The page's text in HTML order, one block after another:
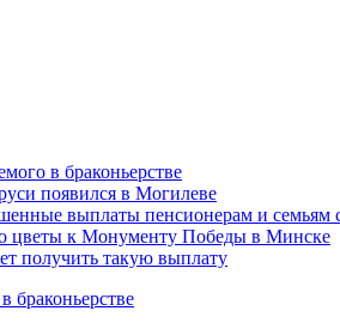
в браконьерстве
появился в Могилеве
выплаты пенсионерам и семьям
цветы к Монументу Победы в Минске
получить такую выплату
браконьерстве